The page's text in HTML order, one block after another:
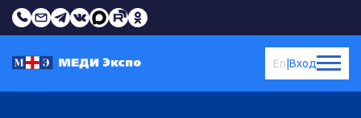
Вход
En